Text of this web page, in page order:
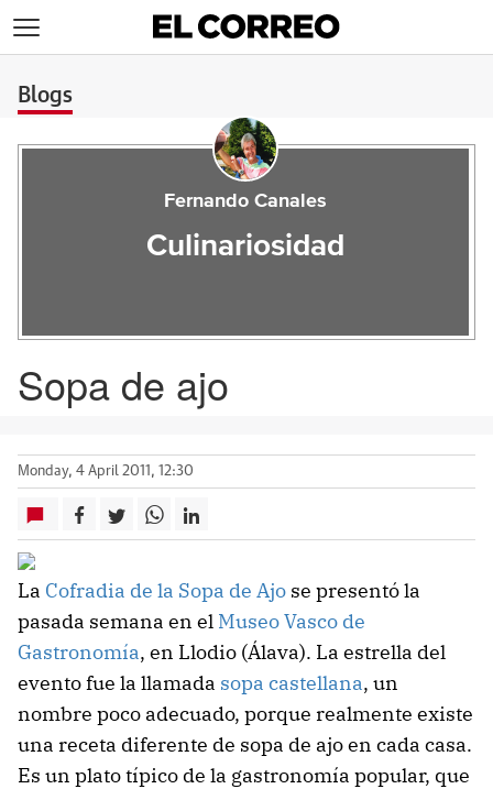
Blogs
Fernando Canales
Culinariosidad
Sopa de ajo
Monday, 4 April 2011, 12:30
La Cofradia de la Sopa de Ajo se presentó la
pasada semana en el Museo Vasco de
Gastronomía, en Llodio (Álava). La estrella del
evento fue la llamada sopa castellana, un
nombre poco adecuado, porque realmente existe
una receta diferente de sopa de ajo en cada casa.
Es un plato típico de la gastronomía popular, que